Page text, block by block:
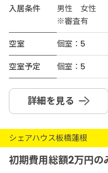
入居条件
男性 女性
※審査有
空室
個室：5
空室予定
個室：5
詳細を見る
シェアハウス板橋蓮根
初期費用総額2万円の